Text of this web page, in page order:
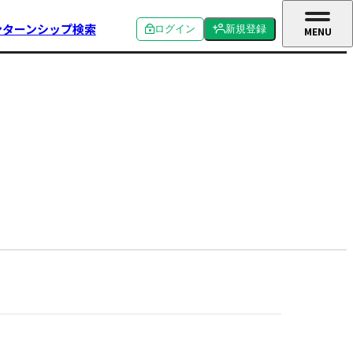
ーンシップ検索 ログイン 新規登録 MENU